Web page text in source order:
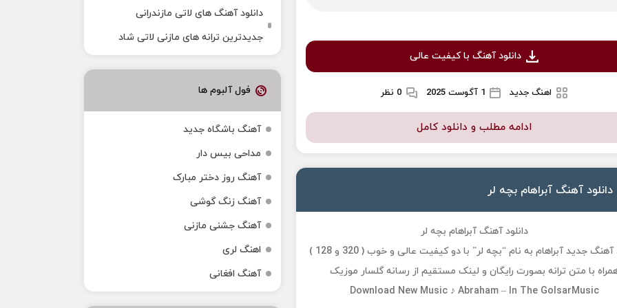
دانلود آهنگ با کیفیت عالی
اهنگ جدید 1 آگوست 2025 0 نظر
ادامه مطلب و دانلود کامل
دانلود آهنگ آبراهام بچه لر
دانلود آهنگ آبراهام بچه لر
دانلود آهنگ جدید آبراهام به نام “بچه لر” با دو کیفیت عالی و خوب ( 320 و 128 )
با متن ترانه بصورت رایگان و لینک مستقیم از رسانه گلسار موزیک
Download New Music ♪ Abraham – In The GolsarMusic
دانلود آهنگ‌ های لاتی مازندرانی
جدیدترین ترانه های مازنی لاتی شاد
فول آلبوم ها
آهنگ باشگاه جدید
مداحی بیس دار
آهنگ روز دختر مبارک
آهنگ زنگ گوشی
آهنگ جشنی مازنی
اهنگ لری
آهنگ افغانی